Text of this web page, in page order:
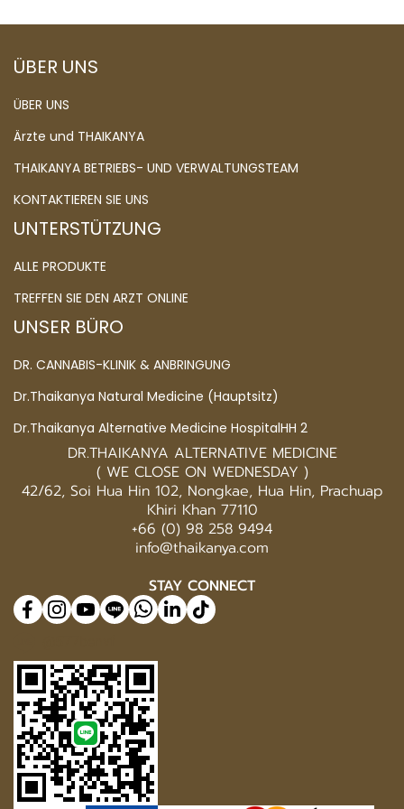
ÜBER UNS
ÜBER UNS
Ärzte und THAIKANYA
THAIKANYA BETRIEBS- UND VERWALTUNGSTEAM
KONTAKTIEREN SIE UNS
UNTERSTÜTZUNG
ALLE PRODUKTE
TREFFEN SIE DEN ARZT ONLINE
UNSER BÜRO
DR. CANNABIS-KLINIK & ANBRINGUNG
Dr.Thaikanya Natural Medicine (Hauptsitz)
Dr.Thaikanya Alternative Medicine HospitalHH 2
DR.THAIKANYA ALTERNATIVE MEDICINE
( WE CLOSE ON WEDNESDAY )
42/62, Soi Hua Hin 102, Nongkae, Hua Hin, Prachuap
Khiri Khan 77110
+66 (0) 98 258 9494
info@thaikanya.com
STAY CONNECT